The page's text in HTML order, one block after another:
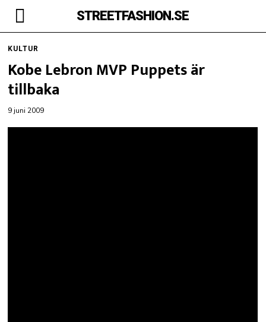
STREETFASHION.SE
KULTUR
Kobe Lebron MVP Puppets är
tillbaka
9 juni 2009